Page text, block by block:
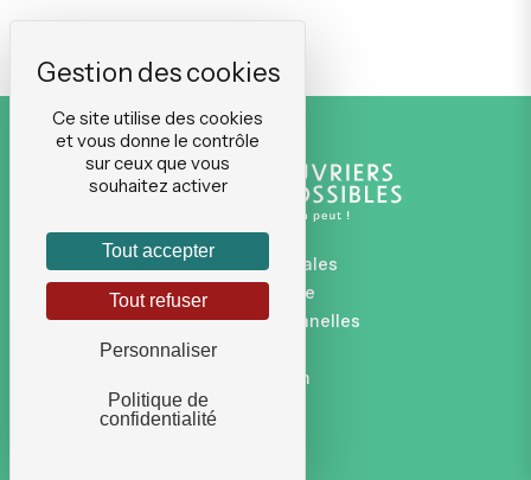
Mentions légales
Plan du site
Données personnelles
Connexion
Ce site utilise des cookies
et vous donne le contrôle
sur ceux que vous
souhaitez activer
Tout accepter
Tout refuser
Personnaliser
Politique de
confidentialité